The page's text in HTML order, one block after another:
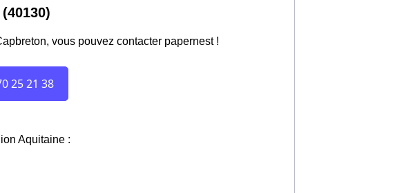
vous pouvez contacter papernest !
Aquitaine :